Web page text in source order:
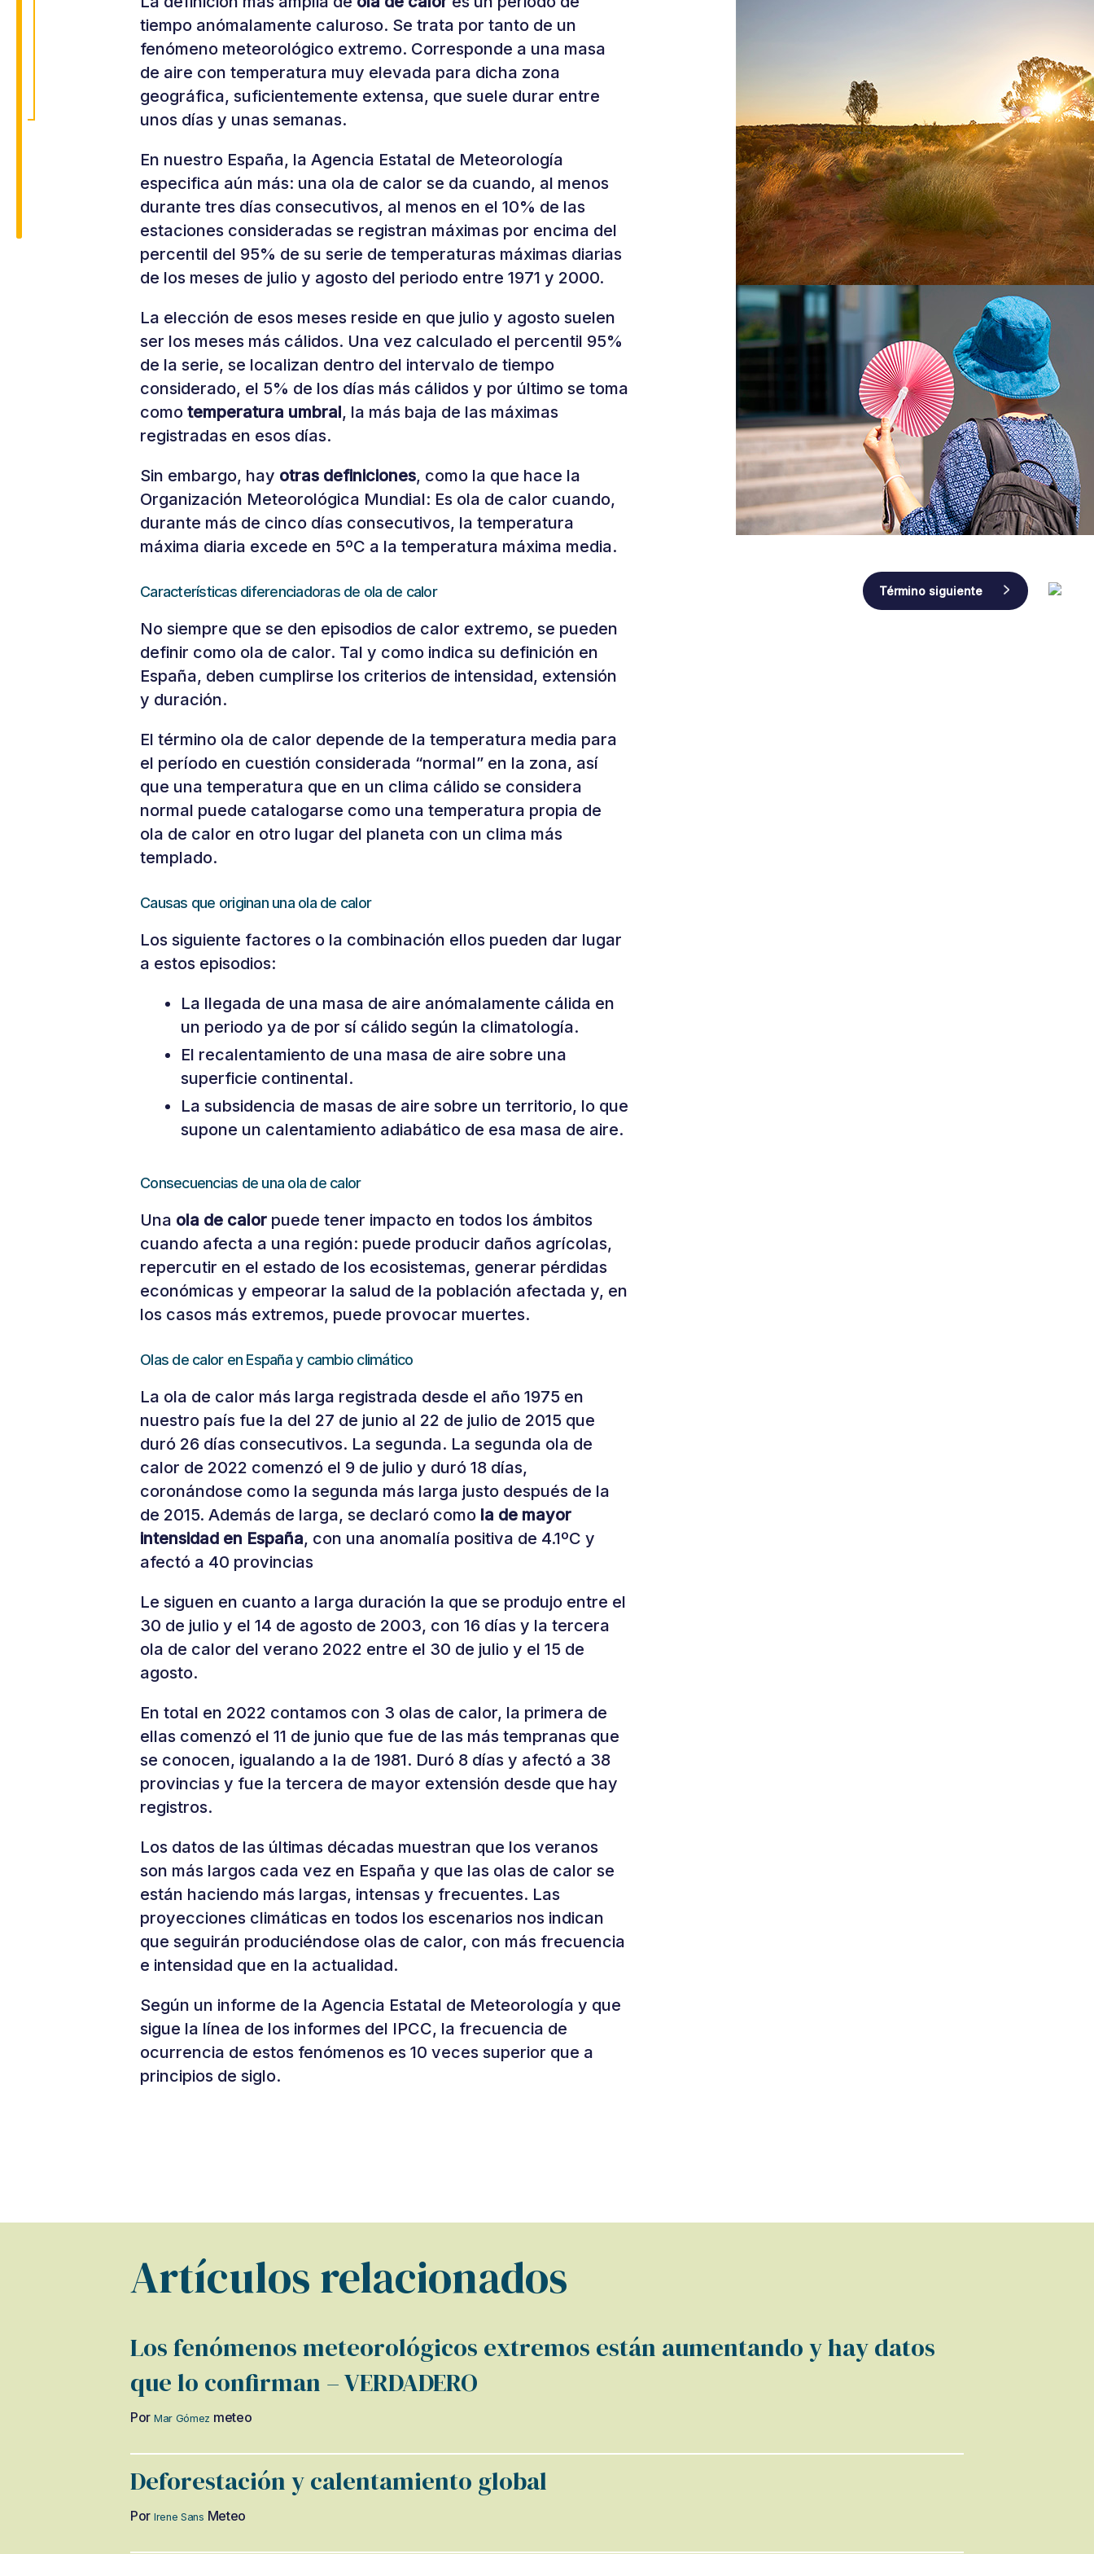
Navegación
Término siguiente
tiempo anómalamente caluroso. Se trata por tanto de un
fenómeno meteorológico extremo. Corresponde a una masa
de aire con temperatura muy elevada para dicha zona
geográfica, suficientemente extensa, que suele durar entre
unos días y unas semanas.
En nuestro España, la Agencia Estatal de Meteorología
especifica aún más: una ola de calor se da cuando, al menos
durante tres días consecutivos, al menos en el 10% de las
estaciones consideradas se registran máximas por encima del
percentil del 95% de su serie de temperaturas máximas diarias
de los meses de julio y agosto del periodo entre 1971 y 2000.
La elección de esos meses reside en que julio y agosto suelen
ser los meses más cálidos. Una vez calculado el percentil 95%
de la serie, se localizan dentro del intervalo de tiempo
considerado, el 5% de los días más cálidos y por último se toma
como temperatura umbral, la más baja de las máximas
registradas en esos días.
Sin embargo, hay otras definiciones, como la que hace la
Organización Meteorológica Mundial: Es ola de calor cuando,
durante más de cinco días consecutivos, la temperatura
máxima diaria excede en 5ºC a la temperatura máxima media.
Características diferenciadoras de ola de calor
No siempre que se den episodios de calor extremo, se pueden
definir como ola de calor. Tal y como indica su definición en
España, deben cumplirse los criterios de intensidad, extensión
y duración.
El término ola de calor depende de la temperatura media para
el período en cuestión considerada “normal” en la zona, así
que una temperatura que en un clima cálido se considera
normal puede catalogarse como una temperatura propia de
ola de calor en otro lugar del planeta con un clima más
templado.
Causas que originan una ola de calor
Los siguiente factores o la combinación ellos pueden dar lugar
a estos episodios:
La llegada de una masa de aire anómalamente cálida en
un periodo ya de por sí cálido según la climatología.
El recalentamiento de una masa de aire sobre una
superficie continental.
La subsidencia de masas de aire sobre un territorio, lo que
supone un calentamiento adiabático de esa masa de aire.
Consecuencias de una ola de calor
Una ola de calor puede tener impacto en todos los ámbitos
cuando afecta a una región: puede producir daños agrícolas,
repercutir en el estado de los ecosistemas, generar pérdidas
económicas y empeorar la salud de la población afectada y, en
los casos más extremos, puede provocar muertes.
Olas de calor en España y cambio climático
La ola de calor más larga registrada desde el año 1975 en
nuestro país fue la del 27 de junio al 22 de julio de 2015 que
duró 26 días consecutivos. La segunda. La segunda ola de
calor de 2022 comenzó el 9 de julio y duró 18 días,
coronándose como la segunda más larga justo después de la
de 2015. Además de larga, se declaró como la de mayor
intensidad en España, con una anomalía positiva de 4.1ºC y
afectó a 40 provincias
Le siguen en cuanto a larga duración la que se produjo entre el
30 de julio y el 14 de agosto de 2003, con 16 días y la tercera
ola de calor del verano 2022 entre el 30 de julio y el 15 de
agosto.
En total en 2022 contamos con 3 olas de calor, la primera de
ellas comenzó el 11 de junio que fue de las más tempranas que
se conocen, igualando a la de 1981. Duró 8 días y afectó a 38
provincias y fue la tercera de mayor extensión desde que hay
registros.
Los datos de las últimas décadas muestran que los veranos
son más largos cada vez en España y que las olas de calor se
están haciendo más largas, intensas y frecuentes. Las
proyecciones climáticas en todos los escenarios nos indican
que seguirán produciéndose olas de calor, con más frecuencia
e intensidad que en la actualidad.
Según un informe de la Agencia Estatal de Meteorología y que
sigue la línea de los informes del IPCC, la frecuencia de
ocurrencia de estos fenómenos es 10 veces superior que a
principios de siglo.
Artículos relacionados
Los fenómenos meteorológicos extremos están aumentando y hay datos
que lo confirman – VERDADERO
Por Mar Gómez meteo
Deforestación y calentamiento global
Por Irene Sans Meteo